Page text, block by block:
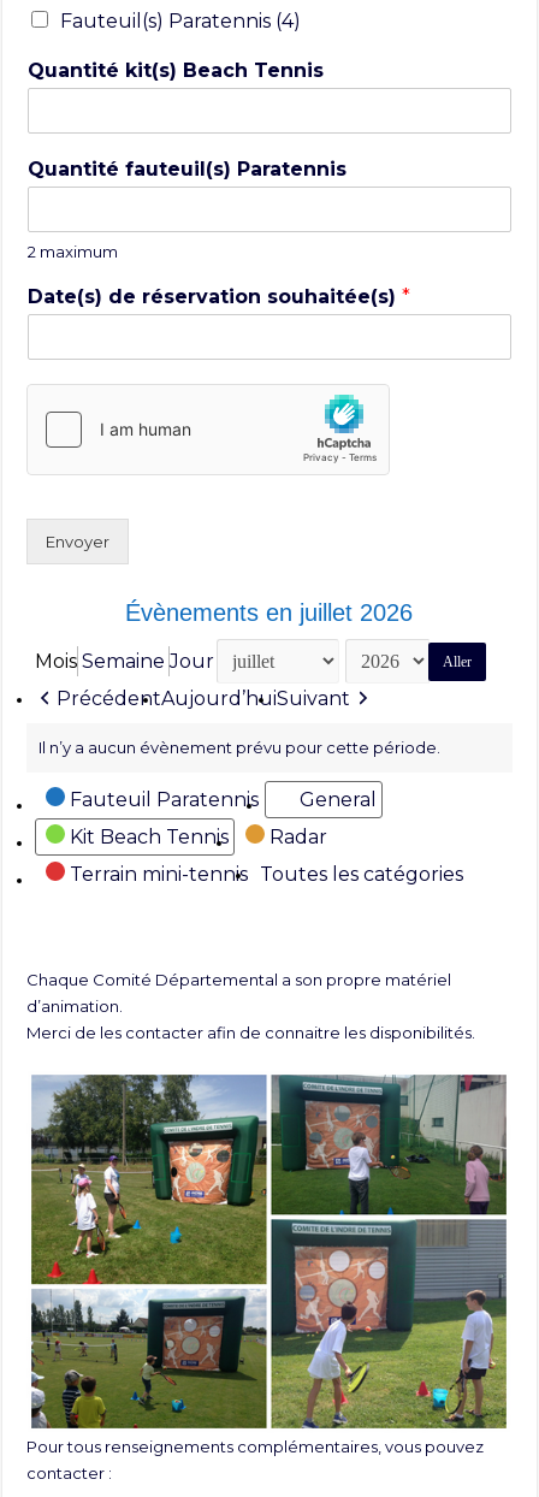
Fauteuil(s) Paratennis (4)
Quantité kit(s) Beach Tennis
Quantité fauteuil(s) Paratennis
2 maximum
Date(s) de réservation souhaitée(s)*
Envoyer
Évènements en juillet 2026
Mois Semaine Jour Mois
Année
PrécédentAujourd’huiSuivant
Il n’y a aucun évènement prévu pour cette période.
Catégories
Fauteuil Paratennis
General
Kit Beach Tennis
Radar
Terrain mini-tennis Toutes les catégories
Chaque Comité Départemental a son propre matériel
d’animation.
Merci de les contacter afin de connaitre les disponibilités.
Pour tous renseignements complémentaires, vous pouvez
contacter :